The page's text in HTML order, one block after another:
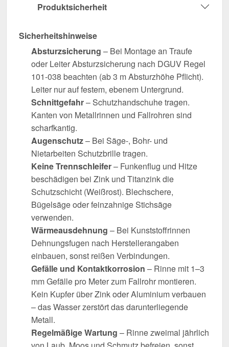
Produktsicherheit
Sicherheitshinweise
Absturzsicherung – Bei Montage an Traufe
oder Leiter Absturzsicherung nach DGUV Regel
101-038 beachten (ab 3 m Absturzhöhe Pflicht).
Leiter nur auf festem, ebenem Untergrund.
Schnittgefahr– Schutzhandschuhe tragen.
Kanten von Metallrinnen und Fallrohren sind
scharfkantig.
Augenschutz– Bei Säge-, Bohr- und
Nietarbeiten Schutzbrille tragen.
Keine Trennschleifer– Funkenflug und Hitze
beschädigen bei Zink und Titanzink die
Schutzschicht (Weißrost). Blechschere,
Bügelsäge oder feinzahnige Stichsäge
verwenden.
Wärmeausdehnung – Bei Kunststoffrinnen
Dehnungsfugen nach Herstellerangaben
einbauen, sonst reißen Verbindungen.
Gefälle und Kontaktkorrosion – Rinne mit 1–3
mm Gefälle pro Meter zum Fallrohr montieren.
Kein Kupfer über Zink oder Aluminium verbauen
– das Wasser zerstört das darunterliegende
Metall.
Regelmäßige Wartung – Rinne zweimal jährlich